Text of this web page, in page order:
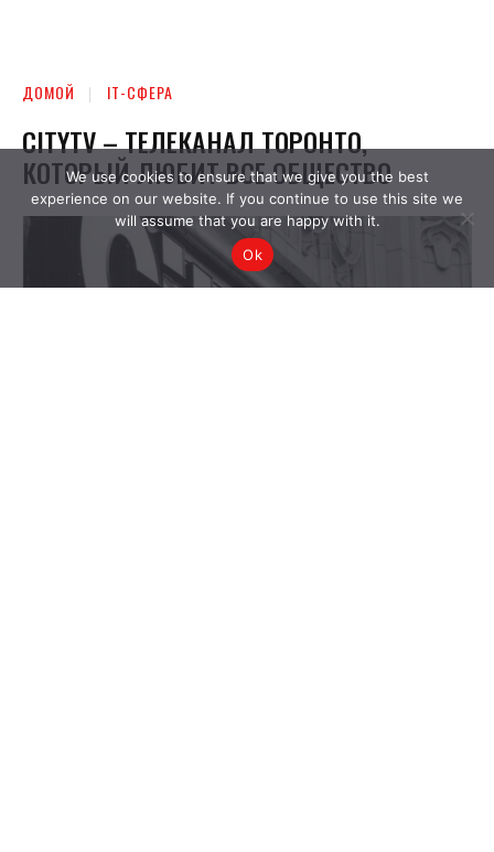
We use cookies to ensure that we give you the best
experience on our website. If you continue to use this site we
will assume that you are happy with it.
Ok